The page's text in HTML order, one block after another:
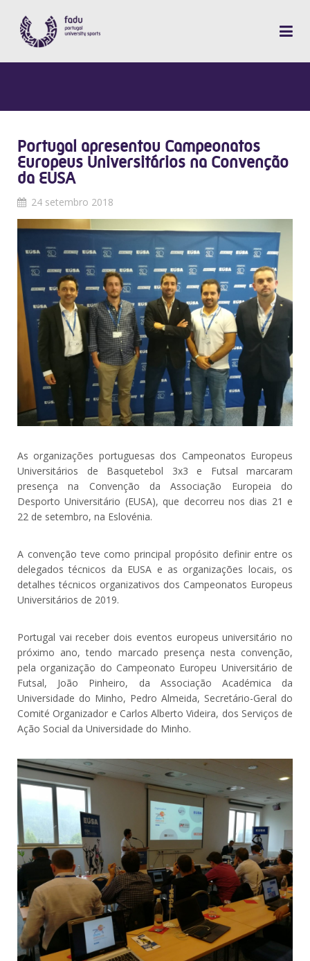
Portugal apresentou Campeonatos
Europeus Universitários na Convenção
da EUSA
24 setembro 2018
As organizações portuguesas dos Campeonatos Europeus
Universitários de Basquetebol 3x3 e Futsal marcaram
presença na Convenção da Associação Europeia do
Desporto Universitário (EUSA), que decorreu nos dias 21 e
22 de setembro, na Eslovénia.
A convenção teve como principal propósito definir entre os
delegados técnicos da EUSA e as organizações locais, os
detalhes técnicos organizativos dos Campeonatos Europeus
Universitários de 2019.
Portugal vai receber dois eventos europeus universitário no
próximo ano, tendo marcado presença nesta convenção,
pela organização do Campeonato Europeu Universitário de
Futsal, João Pinheiro, da Associação Académica da
Universidade do Minho, Pedro Almeida, Secretário-Geral do
Comité Organizador e Carlos Alberto Videira, dos Serviços de
Ação Social da Universidade do Minho.